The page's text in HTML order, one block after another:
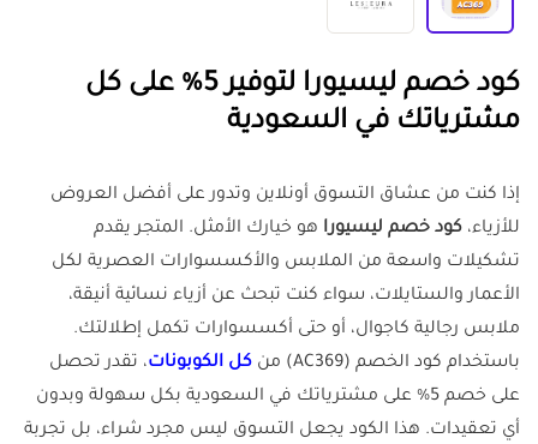
كود خصم ليسيورا لتوفير 5% على كل
مشترياتك في السعودية
إذا كنت من عشاق التسوق أونلاين وتدور على أفضل العروض
للأزياء، كود خصم ليسيورا هو خيارك الأمثل. المتجر يقدم
تشكيلات واسعة من الملابس والأكسسوارات العصرية لكل
الأعمار والستايلات، سواء كنت تبحث عن أزياء نسائية أنيقة،
ملابس رجالية كاجوال، أو حتى أكسسوارات تكمل إطلالتك.
باستخدام كود الخصم (AC369) من
كل الكوبونات، تقدر تحصل
على خصم 5% على مشترياتك في السعودية بكل سهولة وبدون
أي تعقيدات. هذا الكود يجعل التسوق ليس مجرد شراء، بل تجربة